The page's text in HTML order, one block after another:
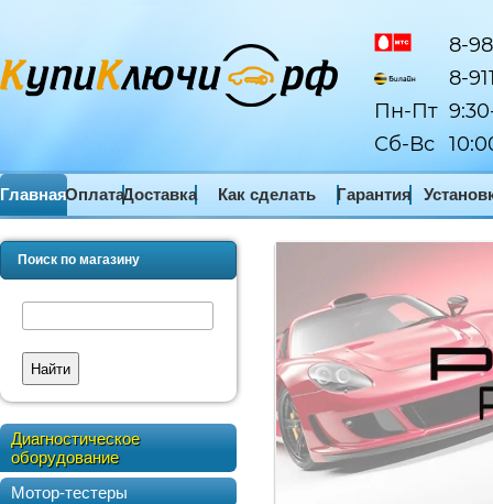
ГлавнаяОплатаДоставка Как сделать Гарантия
8-
8-
Пн-Пт
Сб-Вс
Поиск по магазину
Найти
Диагностическое
оборудование
Мотор-тестеры